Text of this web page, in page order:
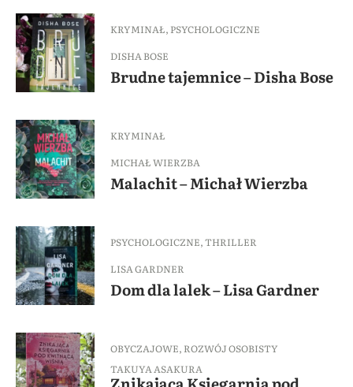
KRYMINAŁ, PSYCHOLOGICZNE
DISHA BOSE
Brudne tajemnice – Disha Bose
KRYMINAŁ
MICHAŁ WIERZBA
Malachit – Michał Wierzba
PSYCHOLOGICZNE,THRILLER
LISA GARDNER
Dom dla lalek – Lisa Gardner
OBYCZAJOWE, ROZWÓJ OSOBISTY
TAKUYA ASAKURA